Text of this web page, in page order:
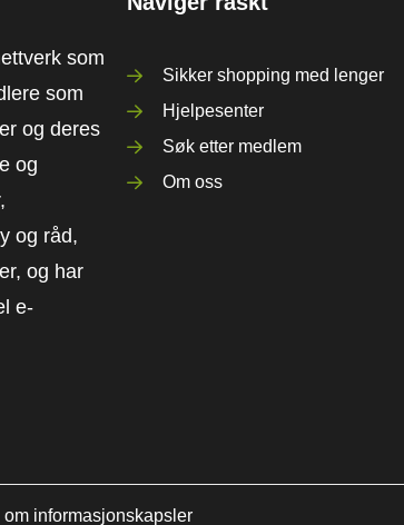
som
som
og deres
og
og råd,
og har
e-
Sikker shopping med lenger
Hjelpesenter
Søk etter medlem
Om oss
informasjonskapsler